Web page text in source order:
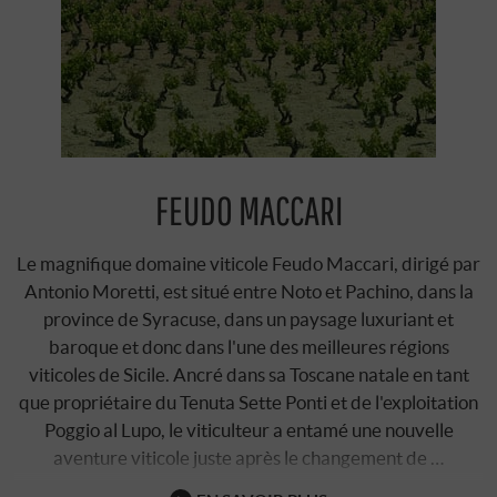
FEUDO MACCARI
Le magnifique domaine viticole Feudo Maccari, dirigé par
Antonio Moretti, est situé entre Noto et Pachino, dans la
province de Syracuse, dans un paysage luxuriant et
baroque et donc dans l'une des meilleures régions
viticoles de Sicile. Ancré dans sa Toscane natale en tant
que propriétaire du Tenuta Sette Ponti et de l'exploitation
Poggio al Lupo, le viticulteur a entamé une nouvelle
aventure viticole juste après le changement de …